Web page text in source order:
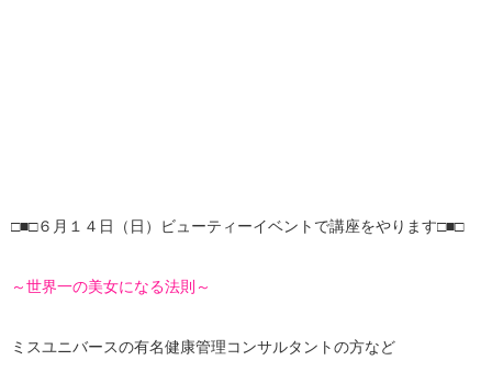
□■□６月１４日（日）ビューティーイベントで講座をやります□■□
～世界一の美女になる法則～
ミスユニバースの有名健康管理コンサルタントの方など